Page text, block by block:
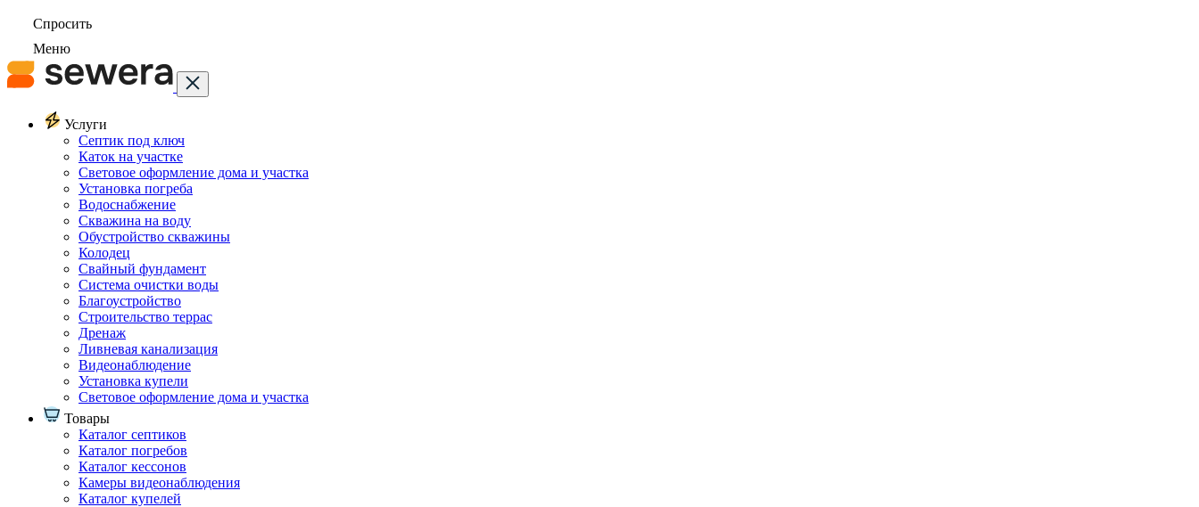
Спросить
Меню
Услуги
Септик под ключ
Каток на участке
Световое оформление дома и участка
Установка погреба
Водоснабжение
Скважина на воду
Обустройство скважины
Колодец
Свайный фундамент
Система очистки воды
Благоустройство
Строительство террас
Дренаж
Ливневая канализация
Видеонаблюдение
Установка купели
Световое оформление дома и участка
Товары
Каталог септиков
Каталог погребов
Каталог кессонов
Камеры видеонаблюдения
Каталог купелей